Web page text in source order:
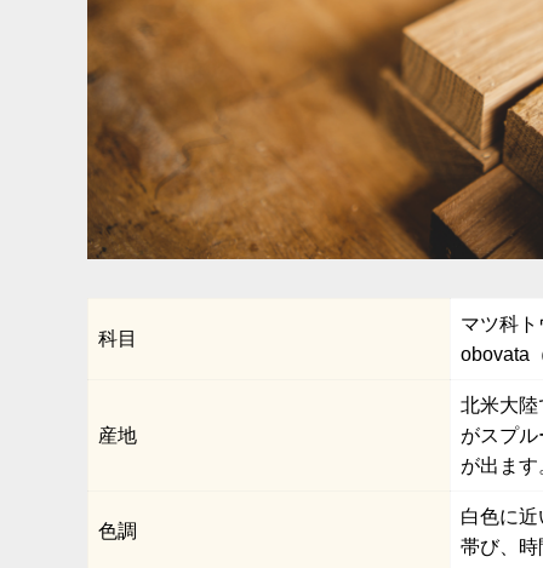
科目
マツ科
obovata
産地
北米大陸
がスプ
が出ます
色調
白色に
帯び、時